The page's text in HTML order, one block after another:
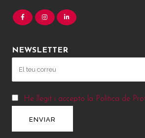
NEWSLETTER
He llegit i accepto la Política de